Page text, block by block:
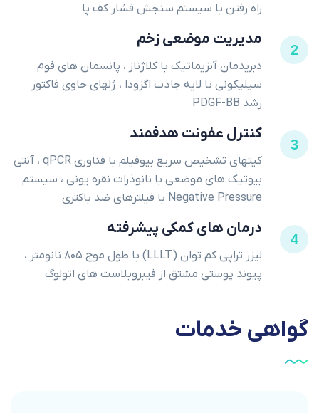
راه رفتن با سیستم سنجش فشار کف پا
2
مدیریت موضعی زخم
دبریدمان آنزیماتیک با کلاژناز ، پانسمان های فوم
سیلیکونی با لایه جاذب اگزودا ، ژلهای حاوی فاکتور
رشد PDGF-BB
3
کنترل عفونت هدفمند
کیتهای تشخیص سریع بیوفیلم با فناوری qPCR ، آنتی
بیوتیک های موضعی با نانوذرات نقره یونی ، سیستم
Negative Pressure با فیلترهای ضد باکتری
4
درمان های کمکی پیشرفته
لیزر تراپی کم توان (LLLT) با طول موج ۸۰۵ نانومتر ،
پیوند پوستی مشتق از فیبروبلاست های اتولوگ
گواهیخدمات